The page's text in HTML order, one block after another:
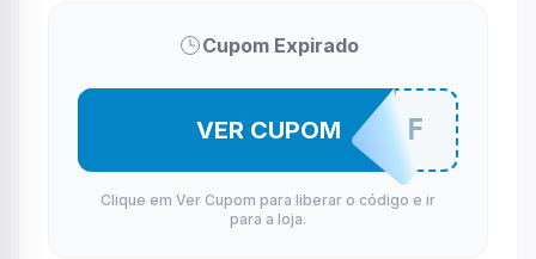
Cupom Expirado
ROJENV5OF
VER CUPOM
Clique em Ver Cupom para liberar o código e ir
para a loja.